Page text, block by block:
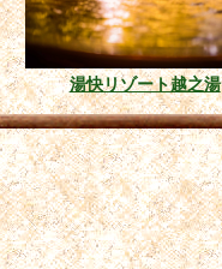
湯快リゾート越之湯